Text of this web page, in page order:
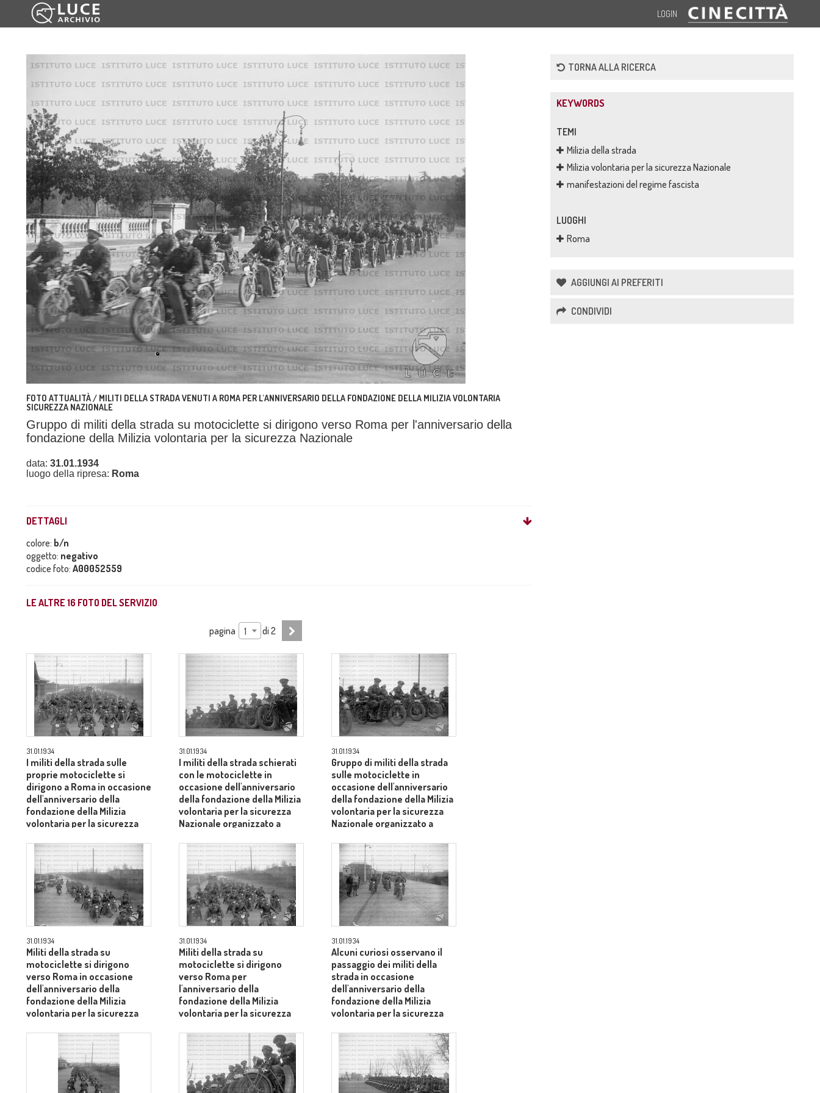
LOGIN
FOTO ATTUALITÀ / MILITI DELLA STRADA VENUTI A ROMA PER L'ANNIVERSARIO DELLA FONDAZIONE DELLA MILIZIA VOLONTARIA
SICUREZZA NAZIONALE
Gruppo di militi della strada su motociclette si dirigono verso Roma per l'anniversario della
fondazione della Milizia volontaria per la sicurezza Nazionale
data: 31.01.1934
luogo della ripresa: Roma
DETTAGLI
colore: b/n
oggetto: negativo
codice foto: A00052559
LE ALTRE16 FOTO DEL SERVIZIO
pagina 1 di2
31.01.1934
I militi della strada sulle
proprie motociclette si
dirigono a Roma in occasione
dell'anniversario della
fondazione della Milizia
volontaria per la sicurezza
31.01.1934
I militi della strada schierati
con le motociclette in
occasione dell'anniversario
della fondazione della Milizia
volontaria per la sicurezza
Nazionale organizzato a
31.01.1934
Gruppo di militi della strada
sulle motociclette in
occasione dell'anniversario
della fondazione della Milizia
volontaria per la sicurezza
Nazionale organizzato a
31.01.1934
Militi della strada su
motociclette si dirigono
verso Roma in occasione
dell'anniversario della
fondazione della Milizia
volontaria per la sicurezza
31.01.1934
Militi della strada su
motociclette si dirigono
verso Roma per
l'anniversario della
fondazione della Milizia
volontaria per la sicurezza
31.01.1934
Alcuni curiosi osservano il
passaggio dei militi della
strada in occasione
dell'anniversario della
fondazione della Milizia
volontaria per la sicurezza
Roma
TORNA ALLA RICERCA
KEYWORDS
TEMI
Milizia della strada
Milizia volontaria per la sicurezza Nazionale
manifestazioni del regime fascista
LUOGHI
Roma
AGGIUNGI AI PREFERITI
CONDIVIDI